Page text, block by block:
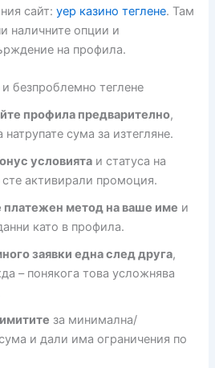
сайт:yep казино теглене. Там
наличните опции и
на профила.
безпроблемно теглене
профила предварително,
сума за изтегляне.
условията и статуса на
активирали промоция.
платежен метод на ваше име и
като в профила.
заявки една след друга,
– понякога това усложнява
за минимална/
и дали има ограничения по